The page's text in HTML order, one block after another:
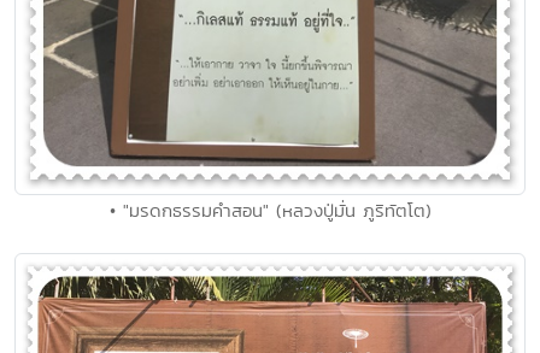
• "มรดกธรรมคำสอน" (หลวงปู่มั่น ภูริทัตโต)